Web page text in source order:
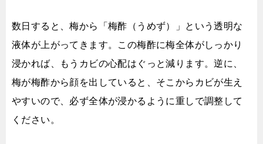
数日すると、梅から「梅酢（うめず）」という透明な
液体が上がってきます。この梅酢に梅全体がしっかり
浸かれば、もうカビの心配はぐっと減ります。逆に、
梅が梅酢から顔を出していると、そこからカビが生え
やすいので、必ず全体が浸かるように重しで調整して
ください。